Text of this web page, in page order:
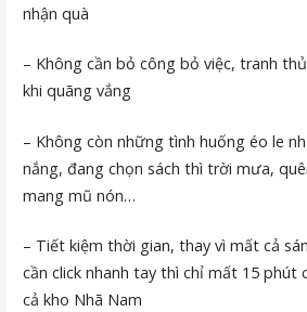
nhận quà
– Không cần bỏ công bỏ việc, tranh
khi quãng vắng
– Không còn những tình huống éo le
nắng, đang chọn sách thì trời mưa,
mang mũ nón…
– Tiết kiệm thời gian, thay vì mất cả
cần click nhanh tay thì chỉ mất 15 phút
cả kho Nhã Nam